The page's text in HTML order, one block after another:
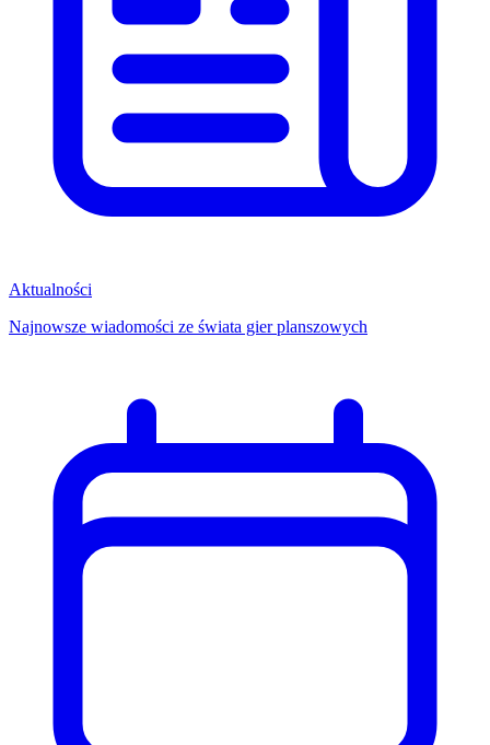
Aktualności
Najnowsze wiadomości ze świata gier planszowych